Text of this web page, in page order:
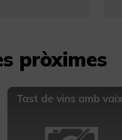
pròximes
Tast de vins amb